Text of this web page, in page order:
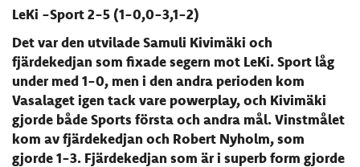
LeKi -Sport 2-5 (1-0,0-3,1-2)
Det var den utvilade Samuli Kivimäki och
fjärdekedjan som fixade segern mot LeKi. Sport låg
under med 1-0, men i den andra perioden kom
Vasalaget igen tack vare powerplay, och Kivimäki
gjorde både Sports första och andra mål. Vinstmålet
kom av fjärdekedjan och Robert Nyholm, som
gjorde 1-3. Fjärdekedjan som är i superb form gjorde